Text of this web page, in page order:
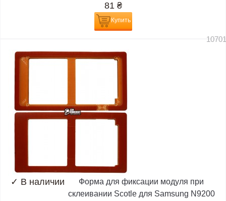
81 ₴
Купить
✓ В наличии
Форма для фиксации модуля при
склеивании Scotle для Samsung N9200